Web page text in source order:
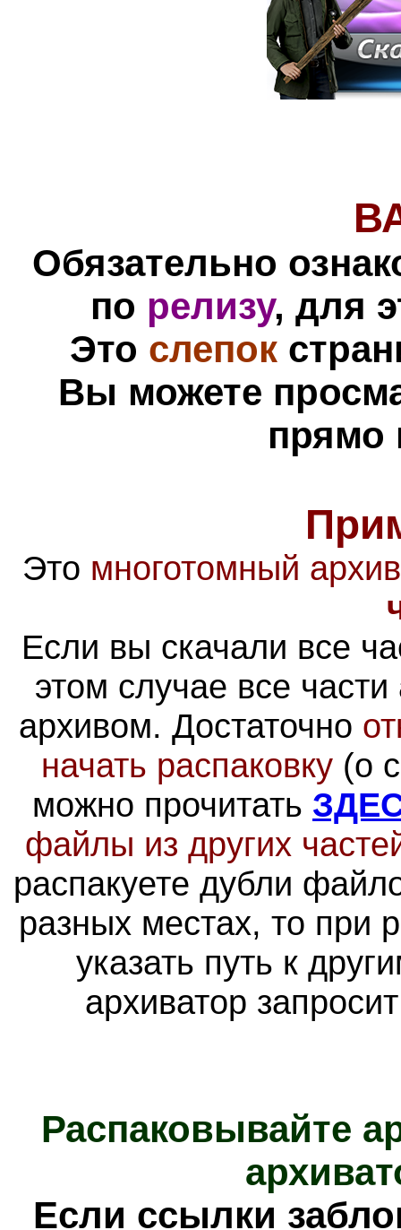
Обязательно
по релизу, для
Это слепок
Вы можете
прямо
Это многотомный архив
Если вы скачали все
этом случае все
архивом. Достаточно
начать распаковку (о
можно прочитать
файлы из других
распакуете дубли
разных местах, то при
указать путь к
архиватор
Распаковывайте
Если ссылки